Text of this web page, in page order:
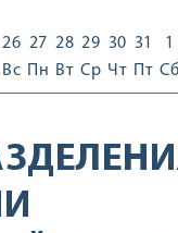
26
Вс
27
Пн
28
Вт
29
Ср
30
Чт
31
Пт
1
Сб